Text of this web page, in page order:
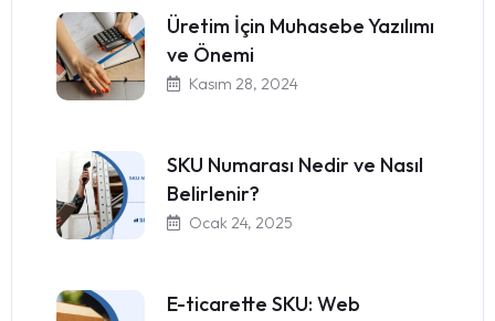
Üretim İçin Muhasebe Yazılımı
ve Önemi
Kasım 28, 2024
SKU Numarası Nedir ve Nasıl
Belirlenir?
Ocak 24, 2025
E-ticarette SKU: Web